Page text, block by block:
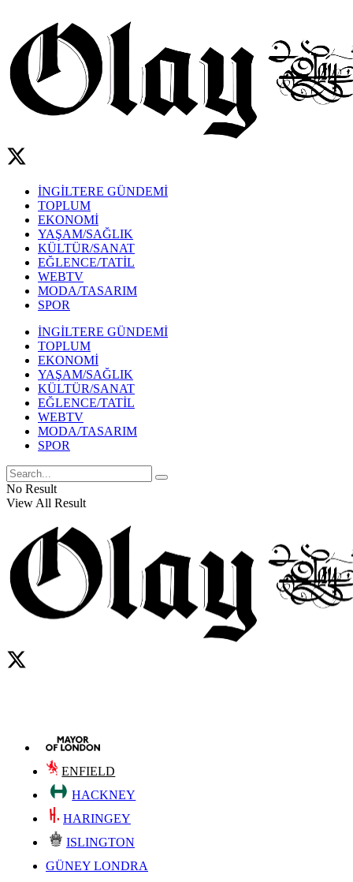
İNGİLTERE GÜNDEMİ
TOPLUM
EKONOMİ
YAŞAM/SAĞLIK
KÜLTÜR/SANAT
EĞLENCE/TATİL
WEBTV
MODA/TASARIM
SPOR
İNGİLTERE GÜNDEMİ
TOPLUM
EKONOMİ
YAŞAM/SAĞLIK
KÜLTÜR/SANAT
EĞLENCE/TATİL
WEBTV
MODA/TASARIM
SPOR
No Result
View All Result
ENFIELD
HACKNEY
HARINGEY
ISLINGTON
GÜNEY LONDRA